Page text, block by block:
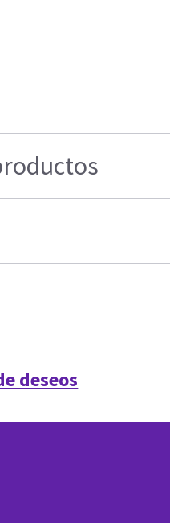
deseos